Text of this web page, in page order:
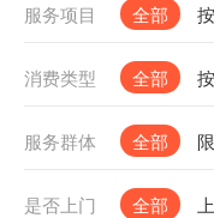
服务项目 全部
消费类型 全部
服务群体 全部
是否上门 全部